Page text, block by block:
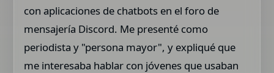
con aplicaciones de chatbots en el foro de
mensajería Discord. Me presenté como
periodista y "persona mayor", y expliqué que
me interesaba hablar con jóvenes que usaban